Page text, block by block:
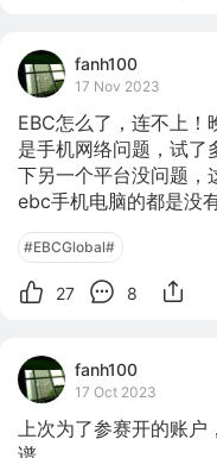
fanh100
17 Nov 2023
EBC怎么了，连不上！
是手机网络问题，试了
下另一个平台没问题，
ebc手机电脑的都是没
#EBCGlobal#
27 8
fanh100
17 Oct 2023
上次为了参赛开的账户